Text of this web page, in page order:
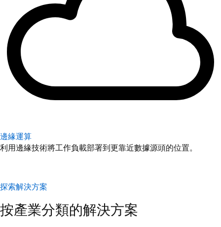
邊緣運算
利用邊緣技術將工作負載部署到更靠近數據源頭的位置。
探索解決方案
按產業分類的解決方案